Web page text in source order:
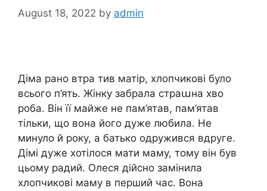
August 18, 2022 by admin
Діма рано втра тив матір, хлопчикові було
всього п’ять. Жінку забрала страաна хво
роба. Він її майже не пам’ятав, пам’ятав
тільки, що вона його дуже любила. Не
минуло й року, а батько одружився вдруге.
Дімі дуже хотілося мати маму, тому він був
цьому радий. Олеся дійсно замінила
хлопчикові маму в перший час. Вона